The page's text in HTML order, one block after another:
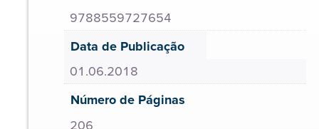
9788559727654
Data de Publicação
01.06.2018
Número de Páginas
206